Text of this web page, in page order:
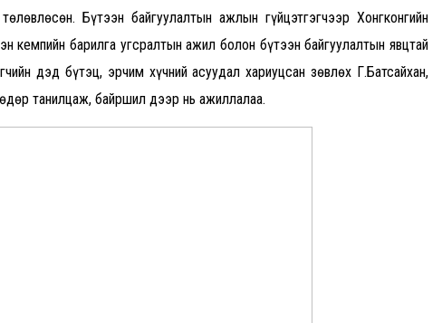
Бүтээн байгуулалтын ажлын гүйцэтгэгчээр Хонгконгийн
кемпийн барилга угсралтын ажил болон бүтээн байгуулалтын явцтай
дэд бүтэц, эрчим хүчний асуудал хариуцсан зөвлөх Г.Батсайхан,
танилцаж, байршил дээр нь ажиллалаа.